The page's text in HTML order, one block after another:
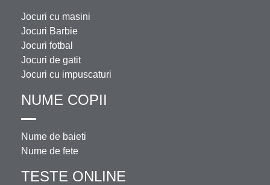
Jocuri cu masini
Jocuri Barbie
Jocuri fotbal
Jocuri de gatit
Jocuri cu impuscaturi
NUME COPII
Nume de baieti
Nume de fete
TESTE ONLINE